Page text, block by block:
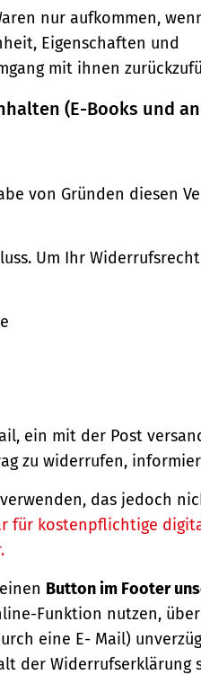
nur aufkommen,
Eigenschaften und
mit ihnen
(E-Books und
von Gründen diesen
Um Ihr
ein mit der Post
zu widerrufen,
das jedoch
für kostenpflichtige
Button im Footer
Funktion nutzen,
eine E- Mail)
der Widerrufserklärung